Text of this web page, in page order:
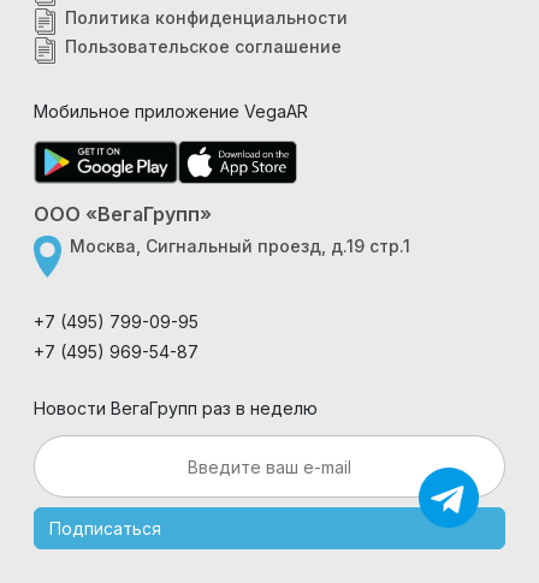
Политика конфиденциальности
Пользовательское соглашение
Мобильное приложение VegaAR
ООО «ВегаГрупп»
Москва, Сигнальный проезд, д.19 стр.1
+7 (495) 799-09-95
+7 (495) 969-54-87
Новости ВегаГрупп раз в неделю
Подписаться